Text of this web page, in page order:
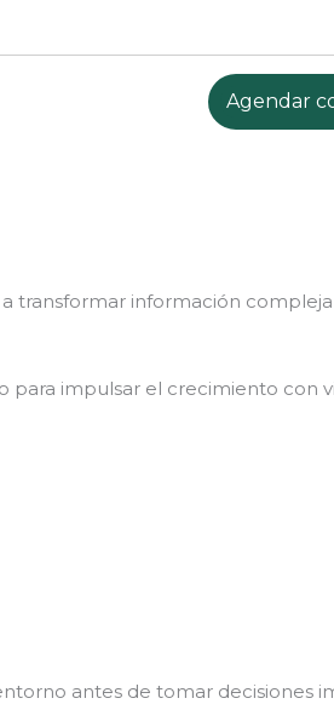
Agendar
transformar información
para impulsar el crecimiento con
antes de tomar decisiones